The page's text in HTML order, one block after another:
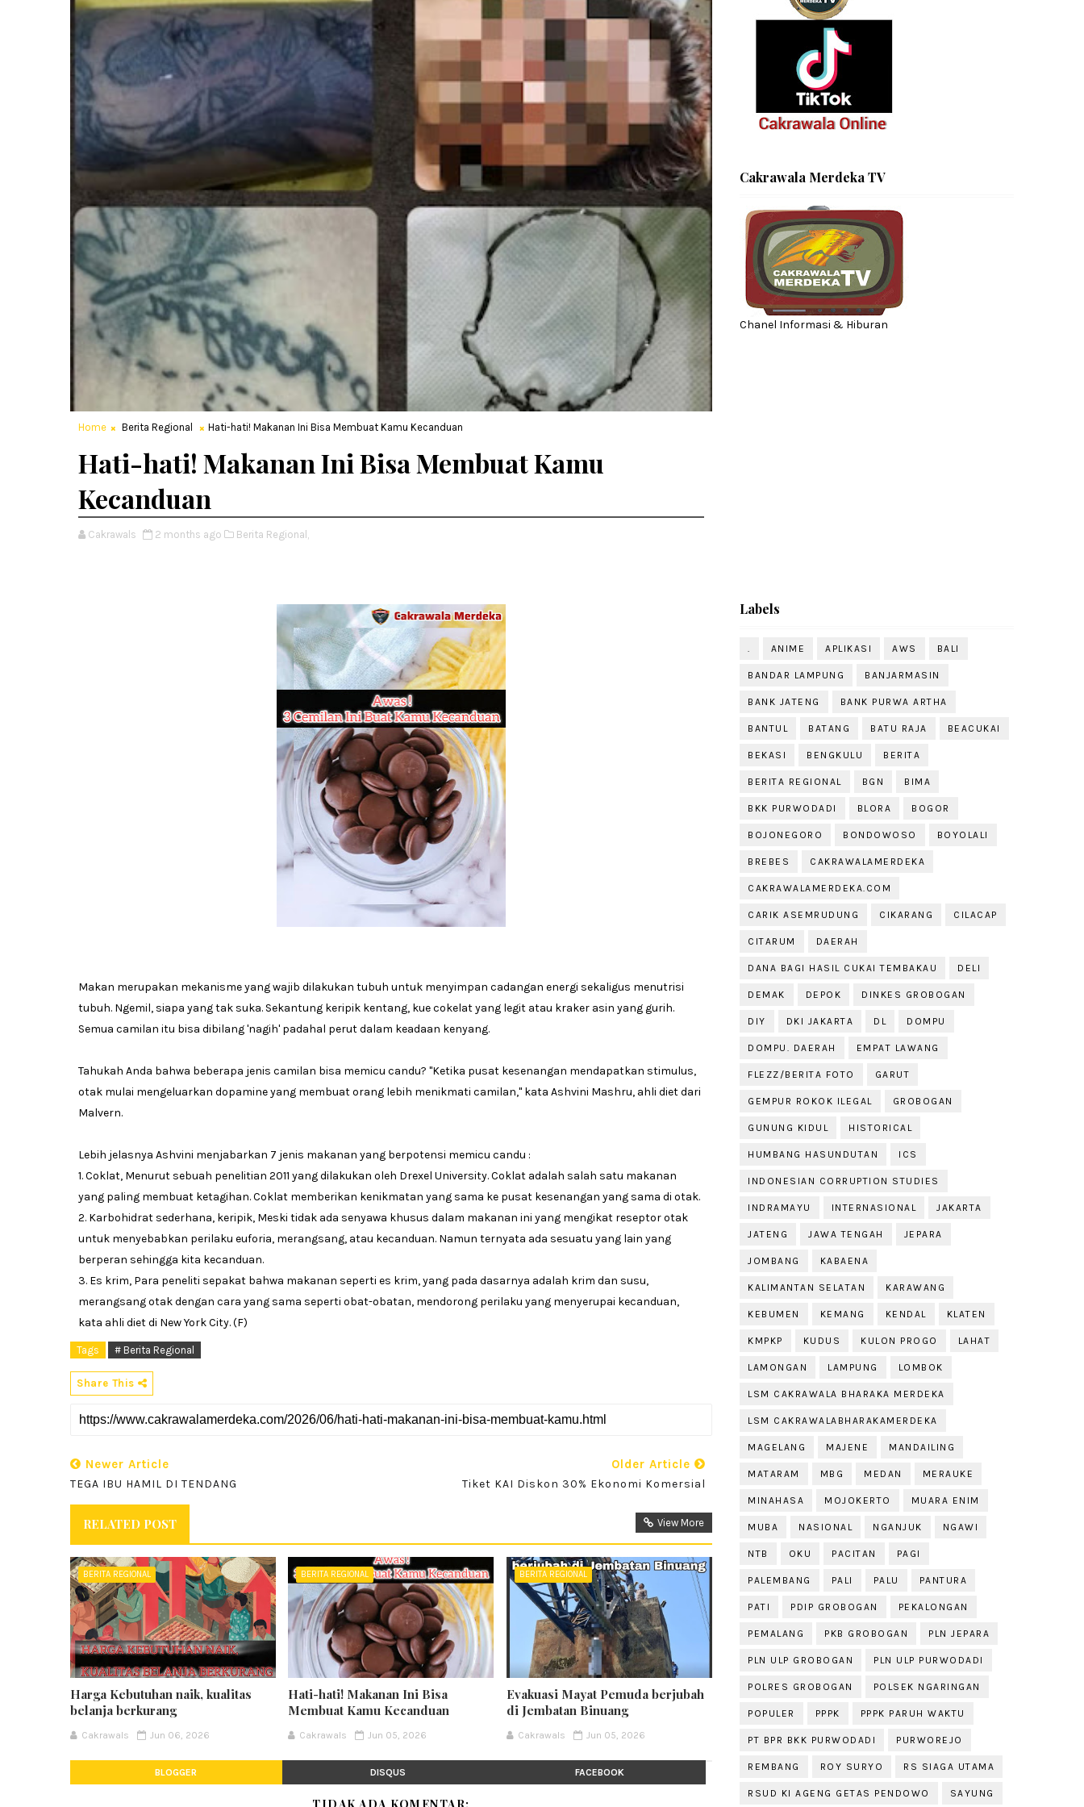
Home Berita Regional Hati-hati! Makanan Ini Bisa Membuat Kamu Kecanduan
Hati-hati! Makanan Ini Bisa Membuat Kamu
Kecanduan
Cakrawals 2 months ago Berita Regional,
Makan merupakan mekanisme yang wajib dilakukan tubuh untuk menyimpan cadangan energi sekaligus menutrisi
tubuh. Ngemil, siapa yang tak suka. Sekantung keripik kentang, kue cokelat yang legit atau kraker asin yang gurih.
Semua camilan itu bisa dibilang 'nagih' padahal perut dalam keadaan kenyang.
Tahukah Anda bahwa beberapa jenis camilan bisa memicu candu? "Ketika pusat kesenangan mendapatkan stimulus,
otak mulai mengeluarkan dopamine yang membuat orang lebih menikmati camilan," kata Ashvini Mashru, ahli diet dari
Malvern.
Lebih jelasnya Ashvini menjabarkan 7 jenis makanan yang berpotensi memicu candu :
1. Coklat, Menurut sebuah penelitian 2011 yang dilakukan oleh Drexel University. Coklat adalah salah satu makanan
yang paling membuat ketagihan. Coklat memberikan kenikmatan yang sama ke pusat kesenangan yang sama di otak.
2. Karbohidrat sederhana, keripik, Meski tidak ada senyawa khusus dalam makanan ini yang mengikat reseptor otak
untuk menyebabkan perilaku euforia, merangsang, atau kecanduan. Namun ternyata ada sesuatu yang lain yang
berperan sehingga kita kecanduan.
3. Es krim, Para peneliti sepakat bahwa makanan seperti es krim, yang pada dasarnya adalah krim dan susu,
merangsang otak dengan cara yang sama seperti obat-obatan, mendorong perilaku yang menyerupai kecanduan,
kata ahli diet di New York City. (F)
Tags # Berita Regional
Share This
Newer Article
TEGA IBU HAMIL DI TENDANG
Older Article
Tiket KAI Diskon 30% Ekonomi Komersial
RELATED POST View More
BERITA REGIONAL
Harga Kebutuhan naik, kualitas
belanja berkurang
Cakrawals Jun 06, 2026
BERITA REGIONAL
Hati-hati! Makanan Ini Bisa
Membuat Kamu Kecanduan
Cakrawals Jun 05, 2026
BERITA REGIONAL
Evakuasi Mayat Pemuda berjubah
di Jembatan Binuang
Cakrawals Jun 05, 2026
BLOGGER DISQUS FACEBOOK
Cakrawala Merdeka TV
Chanel Informasi & Hiburan
Labels
. ANIME APLIKASI AWS BALI
BANDAR LAMPUNG BANJARMASIN
BANK JATENG BANK PURWA ARTHA
BANTUL BATANG BATU RAJA BEACUKAI
BEKASI BENGKULU BERITA
BERITA REGIONAL BGN BIMA
BKK PURWODADI BLORA BOGOR
BOJONEGORO BONDOWOSO BOYOLALI
BREBES CAKRAWALAMERDEKA
CAKRAWALAMERDEKA.COM
CARIK ASEMRUDUNG CIKARANG CILACAP
CITARUM DAERAH
DANA BAGI HASIL CUKAI TEMBAKAU DELI
DEMAK DEPOK DINKES GROBOGAN
DIY DKI JAKARTA DL DOMPU
DOMPU. DAERAH EMPAT LAWANG
FLEZZ/BERITA FOTO GARUT
GEMPUR ROKOK ILEGAL GROBOGAN
GUNUNG KIDUL HISTORICAL
HUMBANG HASUNDUTAN ICS
INDONESIAN CORRUPTION STUDIES
INDRAMAYU INTERNASIONAL JAKARTA
JATENG JAWA TENGAH JEPARA
JOMBANG KABAENA
KALIMANTAN SELATAN KARAWANG
KEBUMEN KEMANG KENDAL KLATEN
KMPKP KUDUS KULON PROGO LAHAT
LAMONGAN LAMPUNG LOMBOK
LSM CAKRAWALA BHARAKA MERDEKA
LSM CAKRAWALABHARAKAMERDEKA
MAGELANG MAJENE MANDAILING
MATARAM MBG MEDAN MERAUKE
MINAHASA MOJOKERTO MUARA ENIM
MUBA NASIONAL NGANJUK NGAWI
NTB OKU PACITAN PAGI
PALEMBANG PALI PALU PANTURA
PATI PDIP GROBOGAN PEKALONGAN
PEMALANG PKB GROBOGAN PLN JEPARA
PLN ULP GROBOGAN PLN ULP PURWODADI
POLRES GROBOGAN POLSEK NGARINGAN
POPULER PPPK PPPK PARUH WAKTU
PT BPR BKK PURWODADI PURWOREJO
REMBANG ROY SURYO RS SIAGA UTAMA
RSUD KI AGENG GETAS PENDOWO SAYUNG